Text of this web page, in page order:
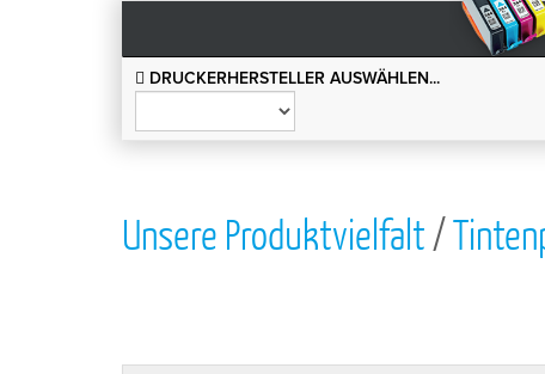
DRUCKERHERSTELLER AUSWÄHLEN...
Unsere Produktvielfalt/